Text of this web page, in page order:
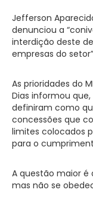
Jefferson
denunciou a
interdição deste
empresas do
As prioridades do
Dias informou
definiram como
concessões que
limites colocados
para o
A questão maior
mas não se